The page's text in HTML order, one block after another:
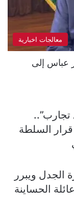
معالجات اخبارية
عباس إلى
تجارب”..
قرار السلطة
الجدل ويبرر
الحساينة